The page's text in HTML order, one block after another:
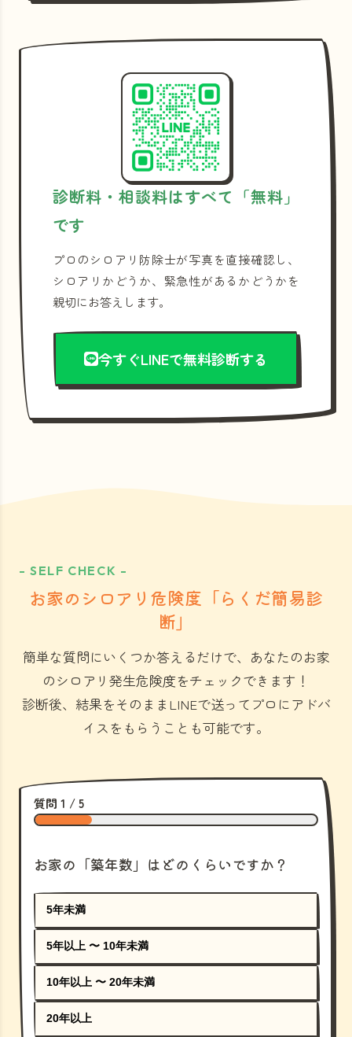
診断料・相談料はすべて「無料」
です
プロのシロアリ防除士が写真を直接確認し、
シロアリかどうか、緊急性があるかどうかを
親切にお答えします。
今すぐLINEで無料診断する
- SELF CHECK -
お家のシロアリ危険度「らくだ簡易診
断」
簡単な質問にいくつか答えるだけで、あなたのお家
のシロアリ発生危険度をチェックできます！
診断後、結果をそのままLINEで送ってプロにアドバ
イスをもらうことも可能です。
質問 1 / 5
お家の「築年数」はどのくらいですか？
5年未満
5年以上 〜 10年未満
10年以上 〜 20年未満
20年以上